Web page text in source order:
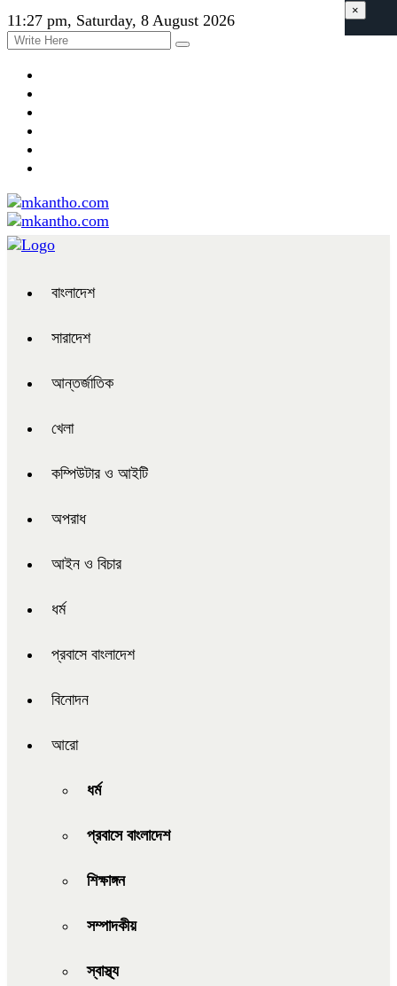
11:27 pm, Saturday, 8 August 2026
বাংলাদেশ
সারাদেশ
আন্তর্জাতিক
খেলা
কম্পিউটার ও আইটি
অপরাধ
আইন ও বিচার
ধর্ম
প্রবাসে বাংলাদেশ
বিনোদন
আরো
ধর্ম
প্রবাসে বাংলাদেশ
শিক্ষাঙ্গন
সম্পাদকীয়
স্বাস্থ্য
×